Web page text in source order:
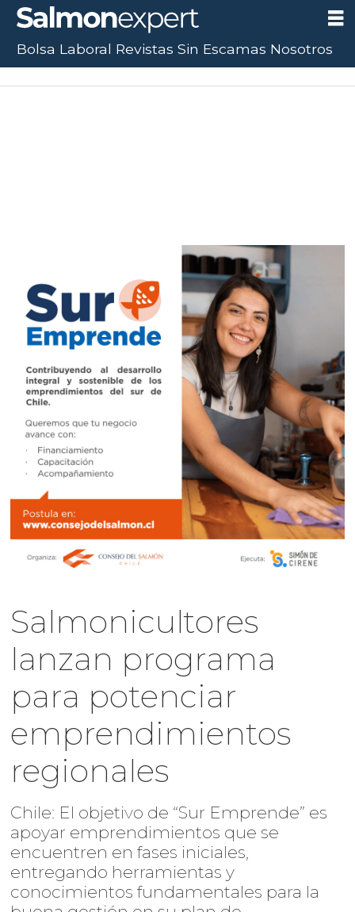
Salmonicultores
lanzan programa
para potenciar
emprendimientos
regionales
Chile: El objetivo de “Sur Emprende” es
apoyar emprendimientos que se
encuentren en fases iniciales,
entregando herramientas y
conocimientos fundamentales para la
Bolsa Laboral Revistas Sin Escamas Nosotros